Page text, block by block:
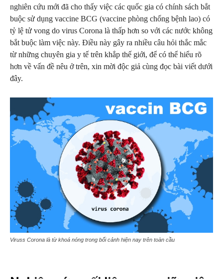
nghiên cứu mới đã cho thấy việc các quốc gia có chính sách bắt
buộc sử dụng vaccine BCG (vaccine phòng chống bệnh lao) có
tỷ lệ tử vong do virus Corona là thấp hơn so với các nước không
bắt buộc làm việc này. Điều này gây ra nhiều câu hỏi thắc mắc
từ những chuyên gia y tế trên khắp thế giới, để có thể hiểu rõ
hơn về vấn đề nêu ở trên, xin mời độc giả cùng đọc bài viết dưới
đây.
Viruss Corona là từ khoá nóng trong bối cảnh hiện nay trên toàn cầu